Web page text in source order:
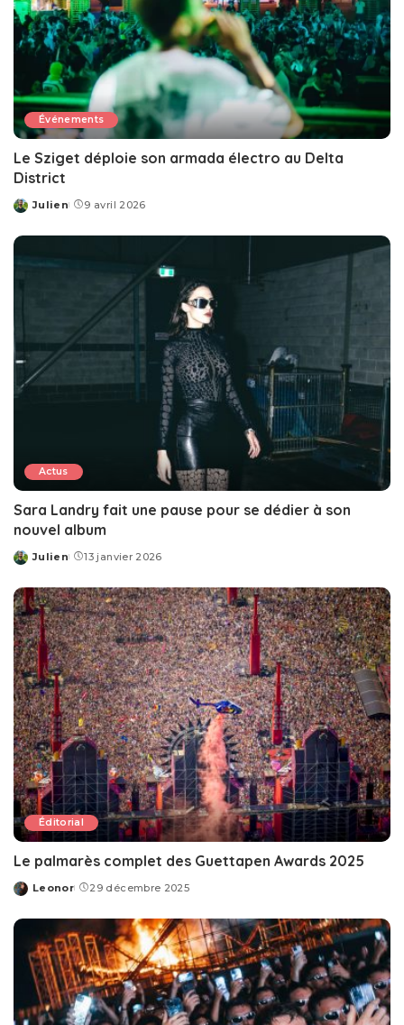
Événements
Le Sziget déploie son armada électro au Delta
District
Posted
Julien 9 avril 2026
Actus
Sara Landry fait une pause pour se dédier à son
nouvel album
Posted
Julien 13 janvier 2026
Éditorial
Le palmarès complet des Guettapen Awards 2025
Posted
Leonor 29 décembre 2025